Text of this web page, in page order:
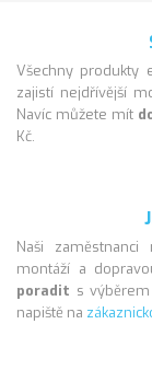
Všechny produkty
zajistí nejdřívější
Navíc můžete mít
Kč.
Naši zaměstnanci
montáží a
poradit s
napiště na